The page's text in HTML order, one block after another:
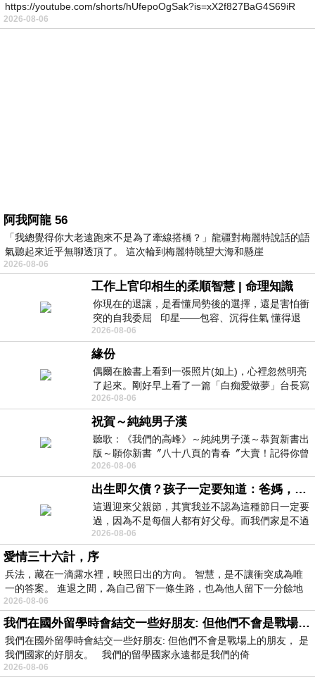
https://youtube.com/shorts/hUfepoOgSak?is=xX2f827BaG4S69iR
https
2026-08-06
阿我阿龍 56
「我總覺得你大老遠跑來不是為了牽線搭橋？」龍疆對梅麗特說話的語
氣聽起來近乎無聊透頂了。 這次輪到梅麗特眺望大海和懸崖
2026-08-06
工作上官印相生的柔順智慧 | 命理知識
你現在的退讓，是看懂局勢後的選擇，還是害怕衝
突的自我委屈 印星——包容、沉得住氣 懂得退
一步觀察，不會
2026-08-06
緣份
偶爾在臉書上看到一張照片(如上)，心裡忽然明亮
了起來。剛好早上看了一篇「白痴愛做夢」台長寫
的貼文，在回顧年輕時瘋狂愛上
2026-08-06
祝賀～純純男子漢
聽歌：《我們的高峰》～純純男子漢～恭賀新書出
版～願你新書〞八十八頁的青春〞大賣！記得你曾
經在我的版留言…「好讚的圖^^感覺大家
2026-08-06
出生即欠債？孩子一定要知道：爸媽，其實我不欠你們
這週迎來父親節，其實我並不認為這種節日一定要
過，因為不是每個人都有好父母。而我們家是不過
節的，平時也沒什麼儀式感，生活趨近冷
2026-08-06
愛情三十六計，序
兵法，藏在一滴露水裡，映照日出的方向。 智慧，是不讓衝突成為唯
一的答案。 進退之間，為自己留下一條生路，也為他人留下一分餘地
2026-08-06
我們在國外留學時會結交一些好朋友: 但他們不會是戰場上的朋友
我們在國外留學時會結交一些好朋友: 但他們不會是戰場上的朋友， 是
我們國家的好朋友。 我們的留學國家永遠都是我們的倚
2026-08-06